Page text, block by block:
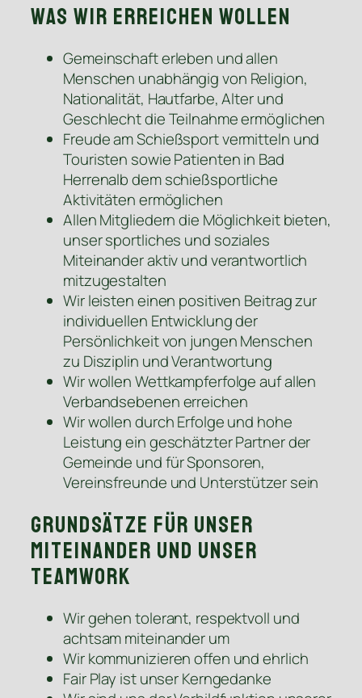
Was wir erreichen wollen
Gemeinschaft erleben und allen
Menschen unabhängig von Religion,
Nationalität, Hautfarbe, Alter und
Geschlecht die Teilnahme ermöglichen
Freude am Schießsport vermitteln und
Touristen sowie Patienten in Bad
Herrenalb dem schießsportliche
Aktivitäten ermöglichen
Allen Mitgliedern die Möglichkeit bieten,
unser sportliches und soziales
Miteinander aktiv und verantwortlich
mitzugestalten
Wir leisten einen positiven Beitrag zur
individuellen Entwicklung der
Persönlichkeit von jungen Menschen
zu Disziplin und Verantwortung
Wir wollen Wettkampferfolge auf allen
Verbandsebenen erreichen
Wir wollen durch Erfolge und hohe
Leistung ein geschätzter Partner der
Gemeinde und für Sponsoren,
Vereinsfreunde und Unterstützer sein
Grundsätze für unser
Miteinander und unser
Teamwork
Wir gehen tolerant, respektvoll und
achtsam miteinander um
Wir kommunizieren offen und ehrlich
Fair Play ist unser Kerngedanke